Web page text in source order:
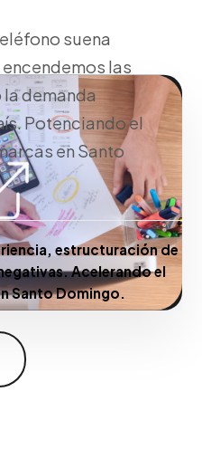
suena
las
demanda
Potenciando el
en Santo
estructuración de
Acelerando el
Santo Domingo.